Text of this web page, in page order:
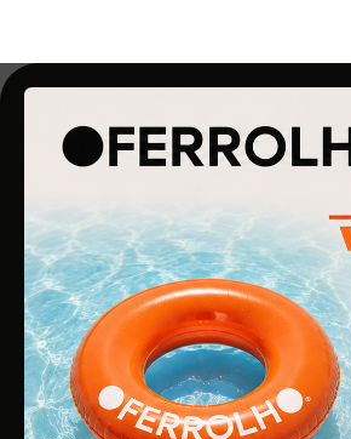
O Ferrolho iniciou a sua atividade em
por ser uma simples empresa de
construção civil, é agora uma
área de Ferragens para